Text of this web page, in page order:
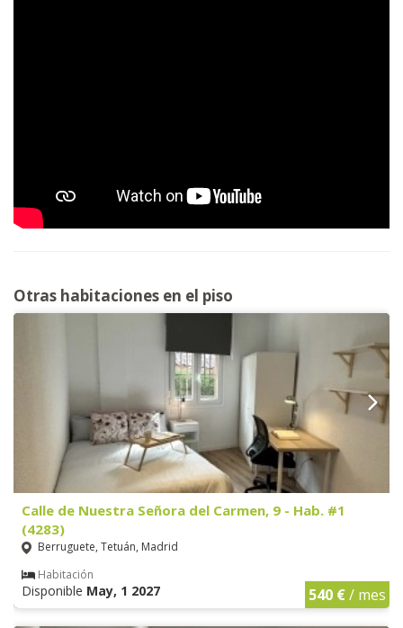
Otras habitaciones en el piso
Calle de Nuestra Señora del Carmen, 9 - Hab. #1
(4283)
Berruguete, Tetuán, Madrid
Habitación
Disponible May, 1 2027 540 €/ mes